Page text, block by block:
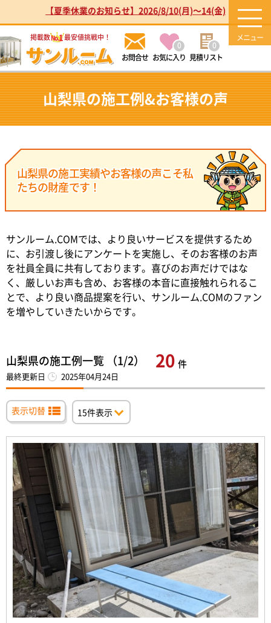
【夏季休業のお知らせ】2026/8/10(月)～14(金)
掲載数No.1最安値挑戦中！
お気に入り
0
見積リスト
0
山梨県の施工例&お客様の声
山梨県の施工実績やお客様の声こそ私
たちの財産です！
サンルーム.COMでは、より良いサービスを提供するため
に、お引渡し後にアンケートを実施し、そのお客様のお声
を社員全員に共有しております。喜びのお声だけではな
く、厳しいお声も含め、お客様の本音に直接触れられるこ
とで、より良い商品提案を行い、サンルーム.COMのファン
を増やしていきたいからです。
山梨県の施工例一覧 （1/2） 20 件
最終更新日 2025年04月24日
表示切替